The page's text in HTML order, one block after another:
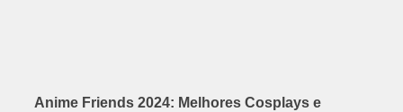
Anime Friends 2024: Melhores Cosplays e